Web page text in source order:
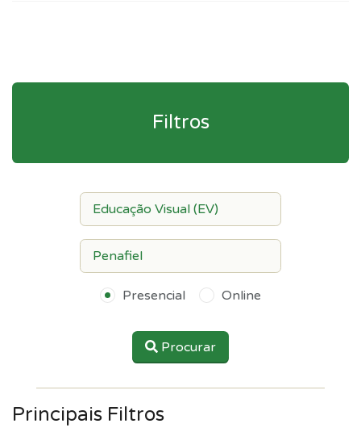
Filtros
Presencial Online
Procurar
Principais Filtros